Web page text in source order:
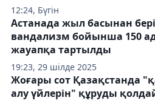
12:24, Бүгін
19:23, 29 шілде 2025
Астанада жыл басынан бері
вандализм бойынша 150
жауапқа тартылды
Жоғары сот Қазақстанда
алу үйлерін" құруды